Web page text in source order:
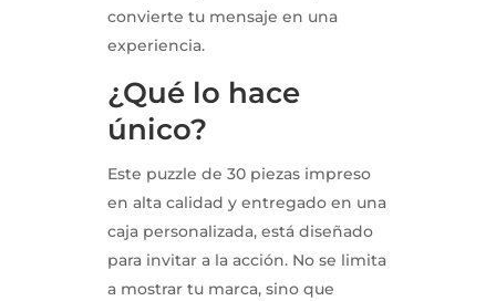
convierte tu mensaje en una
experiencia.
¿Qué lo hace
único?
Este puzzle de 30 piezas impreso
en alta calidad y entregado en una
caja personalizada, está diseñado
para invitar a la acción. No se limita
a mostrar tu marca, sino que